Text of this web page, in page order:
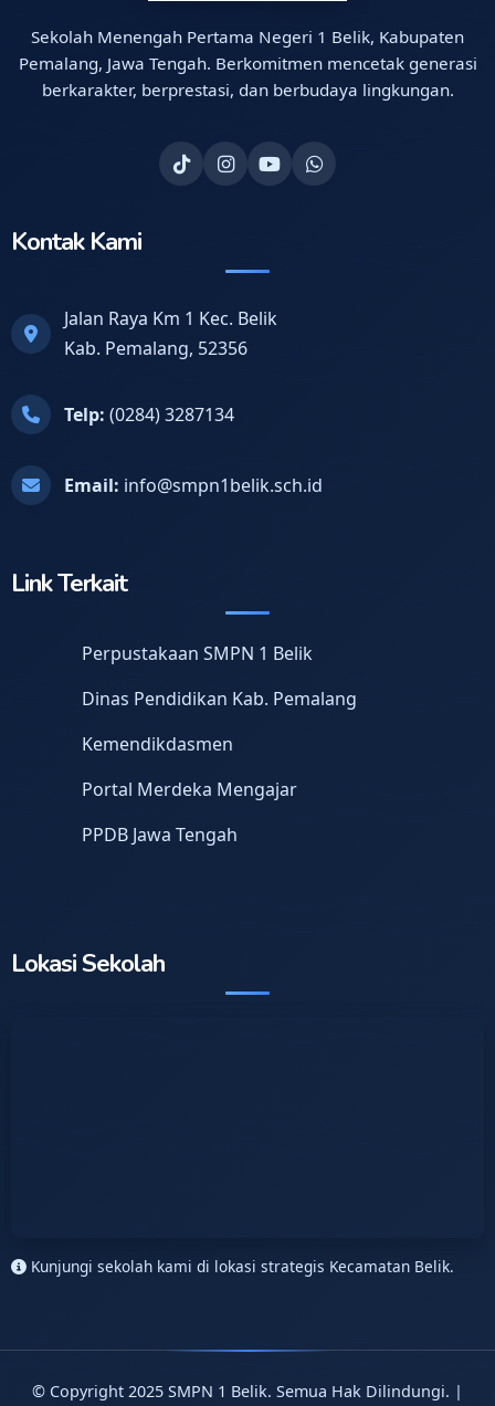
Sekolah Menengah Pertama Negeri 1 Belik, Kabupaten
Pemalang, Jawa Tengah. Berkomitmen mencetak generasi
berkarakter, berprestasi, dan berbudaya lingkungan.
Kontak Kami
Jalan Raya Km 1 Kec. Belik
Kab. Pemalang, 52356
Telp: (0284) 3287134
Email: info@smpn1belik.sch.id
Link Terkait
Perpustakaan SMPN 1 Belik
Dinas Pendidikan Kab. Pemalang
Kemendikdasmen
Portal Merdeka Mengajar
PPDB Jawa Tengah
Lokasi Sekolah
Kunjungi sekolah kami di lokasi strategis Kecamatan Belik.
© Copyright 2025 SMPN 1 Belik. Semua Hak Dilindungi. |